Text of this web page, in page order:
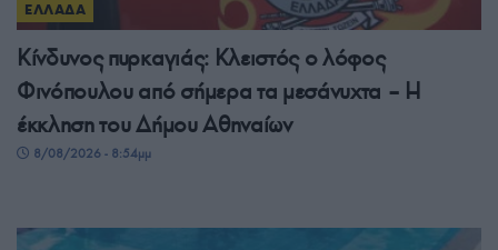
ΕΛΛΑΔΑ
Κίνδυνος πυρκαγιάς: Κλειστός ο λόφος
Φινόπουλου από σήμερα τα μεσάνυχτα – Η
έκκληση του Δήμου Αθηναίων
8/08/2026 - 8:54μμ